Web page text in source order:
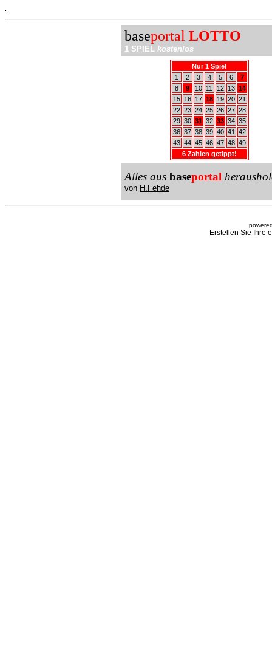
baseportal LOTTO
1 SPIEL kostenlos
Nur 1 Spiel
1
2 3 4 5 6
7
8
9 10 11 12 13 14
15
16 17 18 19 20 21
22 23 24 25 26 27 28
29 30 31 32 33 34 35
36 37 38 39 40 41
42
43 44 45 46 47 48 49
6 Zahlen getippt!
Alles aus baseportal
von H.Fehde
Erstellen Sie Ihre